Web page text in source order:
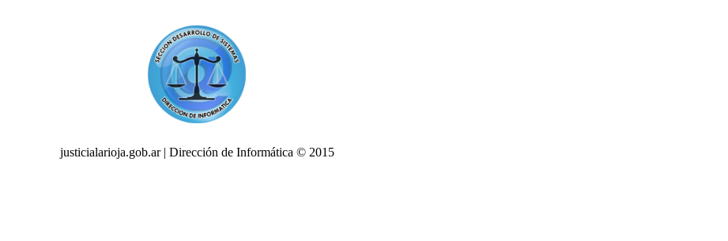
justicialarioja.gob.ar | Dirección de Informática © 2015